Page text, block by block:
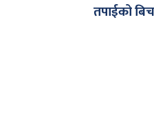
तपाईको